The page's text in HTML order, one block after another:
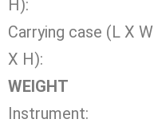
H):
Carrying case (L X W
X H):
WEIGHT
Instrument: